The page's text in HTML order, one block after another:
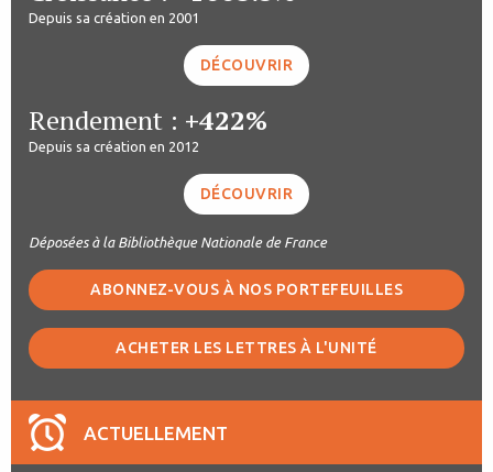
Depuis sa création en 2001
DÉCOUVRIR
Rendement : +422%
Depuis sa création en 2012
DÉCOUVRIR
Déposées à la Bibliothèque Nationale de France
ABONNEZ-VOUS À NOS PORTEFEUILLES
ACHETER LES LETTRES À L'UNITÉ
ACTUELLEMENT